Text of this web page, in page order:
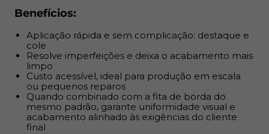
nada de bagunça. Ele fixa de forma firme e estável,
mantendo o acabamento mesmo com o tempo e o uso
contínuo.
Benefícios:
Aplicação rápida e sem complicação: destaque e
cole
Resolve imperfeições e deixa o acabamento mais
limpo
Custo acessível, ideal para produção em escala
ou pequenos reparos
Quando combinado com a fita de borda do
mesmo padrão, garante uniformidade visual e
acabamento alinhado às exigências do cliente
final